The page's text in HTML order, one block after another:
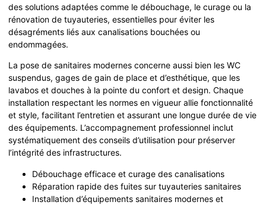
des solutions adaptées comme le débouchage, le curage ou la
rénovation de tuyauteries, essentielles pour éviter les
désagréments liés aux canalisations bouchées ou
endommagées.
La pose de sanitaires modernes concerne aussi bien les WC
suspendus, gages de gain de place et d’esthétique, que les
lavabos et douches à la pointe du confort et design. Chaque
installation respectant les normes en vigueur allie fonctionnalité
et style, facilitant l’entretien et assurant une longue durée de vie
des équipements. L’accompagnement professionnel inclut
systématiquement des conseils d’utilisation pour préserver
l’intégrité des infrastructures.
Débouchage efficace et curage des canalisations
Réparation rapide des fuites sur tuyauteries sanitaires
Installation d’équipements sanitaires modernes et